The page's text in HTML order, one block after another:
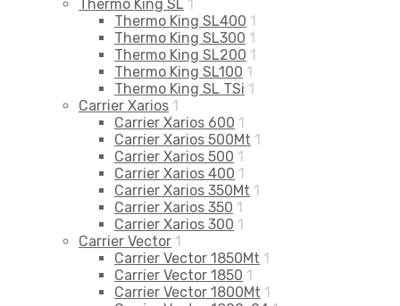
Thermo King SL 1
Thermo King SL400 1
Thermo King SL300 1
Thermo King SL200 1
Thermo King SL100 1
Thermo King SL TSi 1
Carrier Xarios 1
Carrier Xarios 600 1
Carrier Xarios 500Mt 1
Carrier Xarios 500 1
Carrier Xarios 400 1
Carrier Xarios 350Mt 1
Carrier Xarios 350 1
Carrier Xarios 300 1
Carrier Vector 1
Carrier Vector 1850Mt 1
Carrier Vector 1850 1
Carrier Vector 1800Mt 1